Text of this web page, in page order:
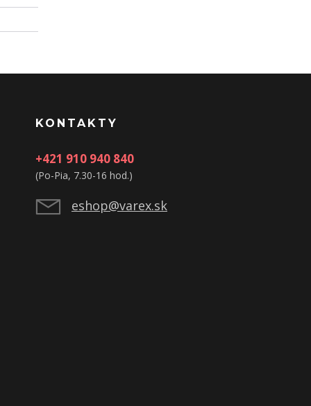
KONTAKTY
+421 910 940 840
(Po-Pia, 7.30-16 hod.)
eshop@varex.sk